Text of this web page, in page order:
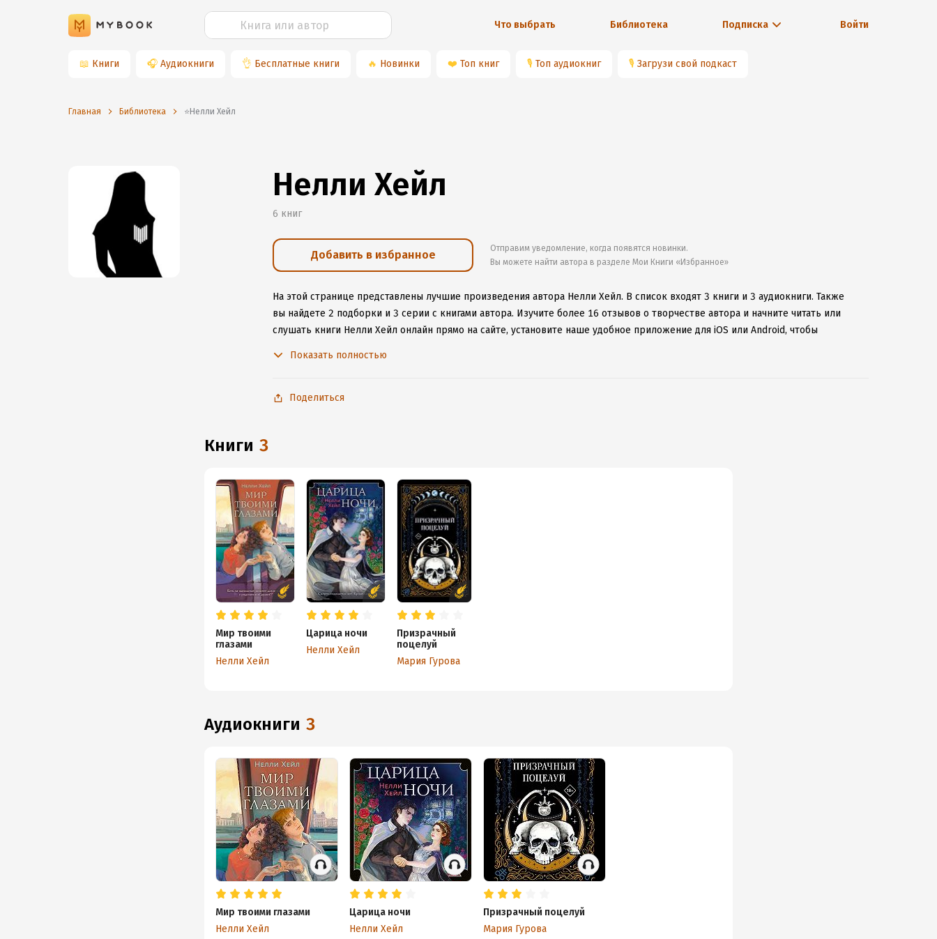
Что выбрать Библиотека Подписка Войти
📖 Книги 🎧 Аудиокниги 👌 Бесплатные книги 🔥 Новинки ❤️ Топ книг 🎙 Топ аудиокниг 🎙 Загрузи свой подкаст
Главная Библиотека ⭐️Нелли Хейл
Нелли Хейл
6 книг
Добавить в избранное
Отправим уведомление, когда появятся новинки.
Вы можете найти автора в разделе Мои Книги «Избранное»
На этой странице представлены лучшие произведения автора Нелли Хейл. В список входят 3 книги и 3 аудиокниги. Также
вы найдете 2 подборки и 3 серии с книгами автора. Изучите более 16 отзывов о творчестве автора и начните читать или
слушать книги Нелли Хейл онлайн прямо на сайте, установите наше удобное приложение для iOS или Android, чтобы
Показать полностью
Поделиться
книги 3
Мир твоими
глазами
Нелли Хейл
Царица ночи
Нелли Хейл
Призрачный
поцелуй
Мария Гурова
аудиокниги 3
Мир твоими глазами
Нелли Хейл
Царица ночи
Нелли Хейл
Призрачный поцелуй
Мария Гурова